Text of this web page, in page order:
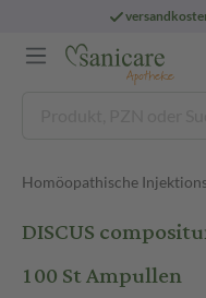
Homöopathische
DISCUS
100 St Ampullen